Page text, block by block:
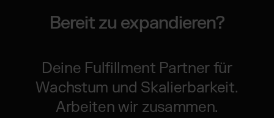
Bereit zu expandieren?
Deine Fulfillment Partner für
Wachstum und Skalierbarkeit.
Arbeiten wir zusammen.